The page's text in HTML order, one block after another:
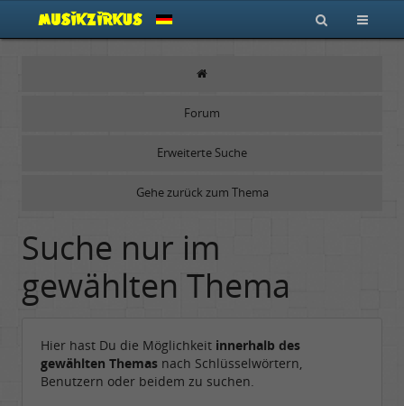
Forum
Erweiterte Suche
Gehe zurück zum Thema
Suche nur im
gewählten Thema
Hier hast Du die Möglichkeit innerhalb des
gewählten Themas nach Schlüsselwörtern,
Benutzern oder beidem zu suchen.